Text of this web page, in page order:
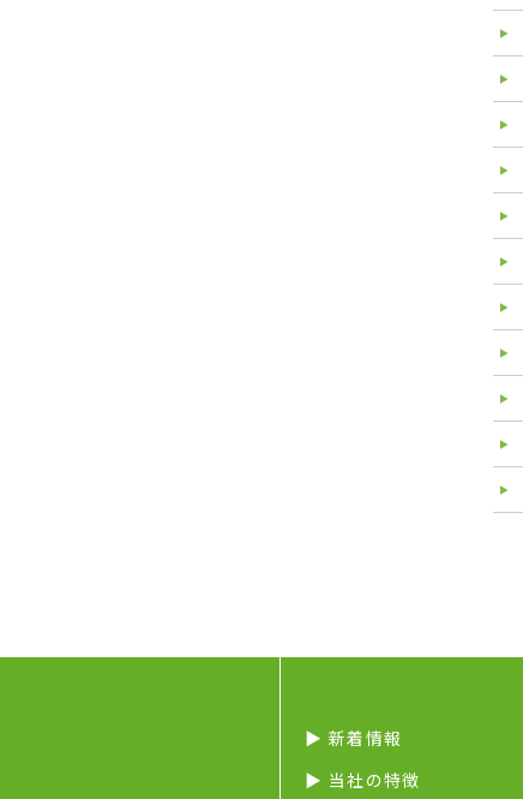
▶︎ 新着情報
▶︎ 当社の特徴